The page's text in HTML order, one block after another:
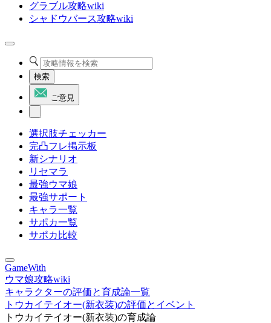
グラブル攻略wiki
シャドウバース攻略wiki
検索
ご意見
選択肢チェッカー
完凸フレ掲示板
新シナリオ
リセマラ
最強ウマ娘
最強サポート
キャラ一覧
サポカ一覧
サポカ比較
GameWith
ウマ娘攻略wiki
キャラクターの評価と育成論一覧
トウカイテイオー(新衣装)の評価とイベント
トウカイテイオー(新衣装)の育成論